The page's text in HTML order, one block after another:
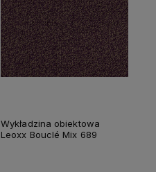
Wykładzina obiektowa
Leoxx Bouclé Mix 689